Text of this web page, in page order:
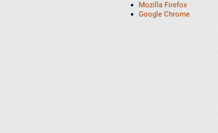
Mozilla Firefox
Google Chrome